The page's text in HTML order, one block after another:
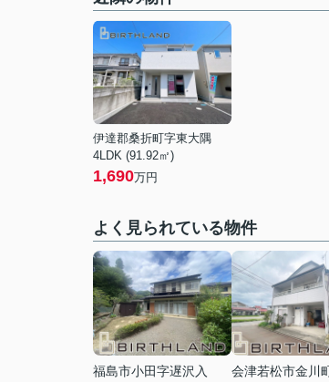
伊達郡桑折町字東大隅
4LDK (91.92㎡)
1,690万円
よく見られている物件
福島市小田字遅沢入
会津若松市金川